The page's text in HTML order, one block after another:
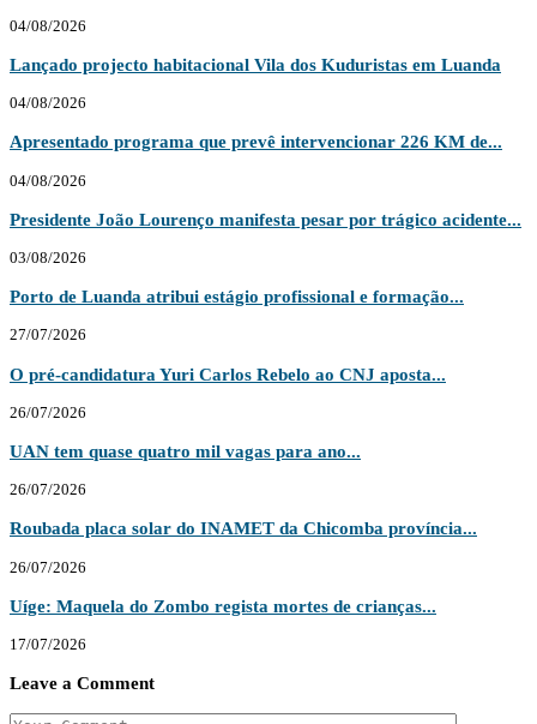
04/08/2026
Lançado projecto habitacional Vila dos Kuduristas em Luanda
04/08/2026
Apresentado programa que prevê intervencionar 226 KM de...
04/08/2026
Presidente João Lourenço manifesta pesar por trágico acidente...
03/08/2026
Porto de Luanda atribui estágio profissional e formação...
27/07/2026
O pré-candidatura Yuri Carlos Rebelo ao CNJ aposta...
26/07/2026
UAN tem quase quatro mil vagas para ano...
26/07/2026
Roubada placa solar do INAMET da Chicomba província...
26/07/2026
Uíge: Maquela do Zombo regista mortes de crianças...
17/07/2026
Leave a Comment